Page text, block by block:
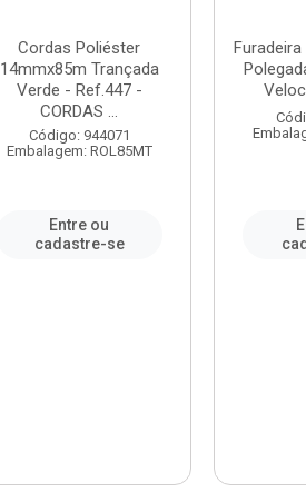
Cordas Poliéster
14mmx85m Trançada
Verde - Ref.447 -
CORDAS ...
Código: 944071
Embalagem: ROL85MT
Entre ou
cadastre-se